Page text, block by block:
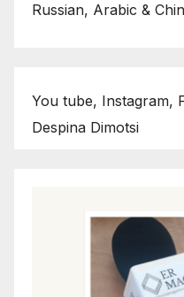
Russian, Arabic &
You tube, Instagram,
Despina Dimotsi